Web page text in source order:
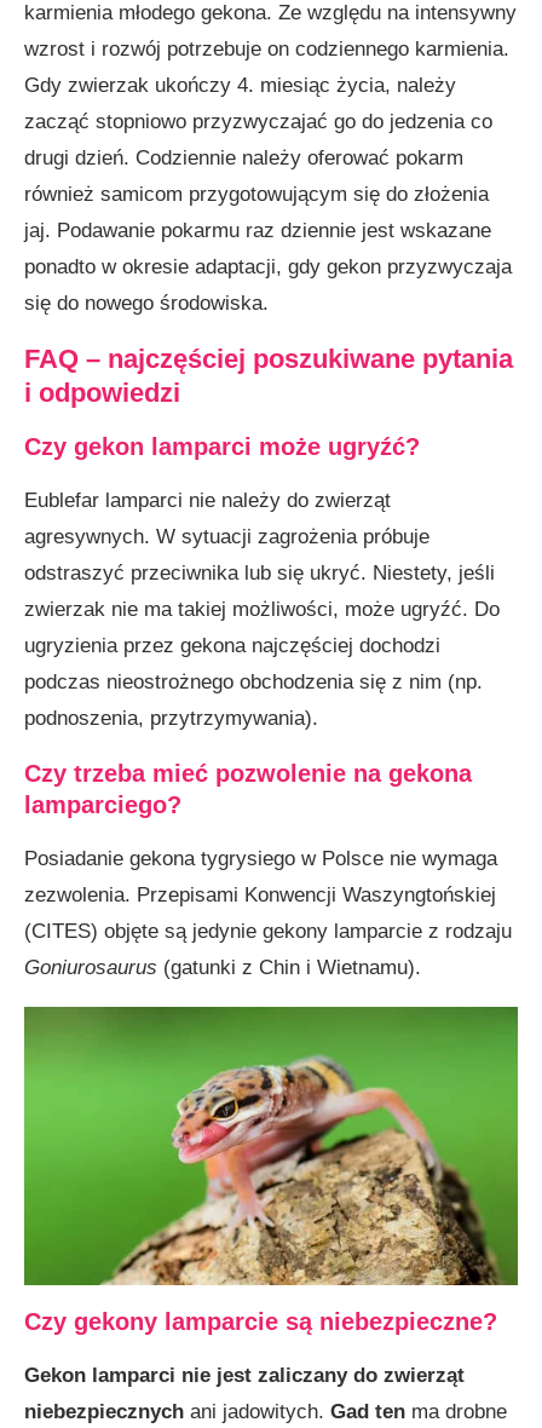
karmienia młodego gekona. Ze względu na intensywny
wzrost i rozwój potrzebuje on codziennego karmienia.
Gdy zwierzak ukończy 4. miesiąc życia, należy
zacząć stopniowo przyzwyczajać go do jedzenia co
drugi dzień. Codziennie należy oferować pokarm
również samicom przygotowującym się do złożenia
jaj. Podawanie pokarmu raz dziennie jest wskazane
ponadto w okresie adaptacji, gdy gekon przyzwyczaja
się do nowego środowiska.
FAQ – najczęściej poszukiwane pytania
i odpowiedzi
Czy gekon lamparci może ugryźć?
Eublefar lamparci nie należy do zwierząt
agresywnych. W sytuacji zagrożenia próbuje
odstraszyć przeciwnika lub się ukryć. Niestety, jeśli
zwierzak nie ma takiej możliwości, może ugryźć. Do
ugryzienia przez gekona najczęściej dochodzi
podczas nieostrożnego obchodzenia się z nim (np.
podnoszenia, przytrzymywania).
Czy trzeba mieć pozwolenie na gekona
lamparciego?
Posiadanie gekona tygrysiego w Polsce nie wymaga
zezwolenia. Przepisami Konwencji Waszyngtońskiej
(CITES) objęte są jedynie gekony lamparcie z rodzaju
Goniurosaurus (gatunki z Chin i Wietnamu).
Czy gekony lamparcie są niebezpieczne?
Gekon lamparci nie jest zaliczany do zwierząt
niebezpiecznych ani jadowitych. Gad ten ma drobne